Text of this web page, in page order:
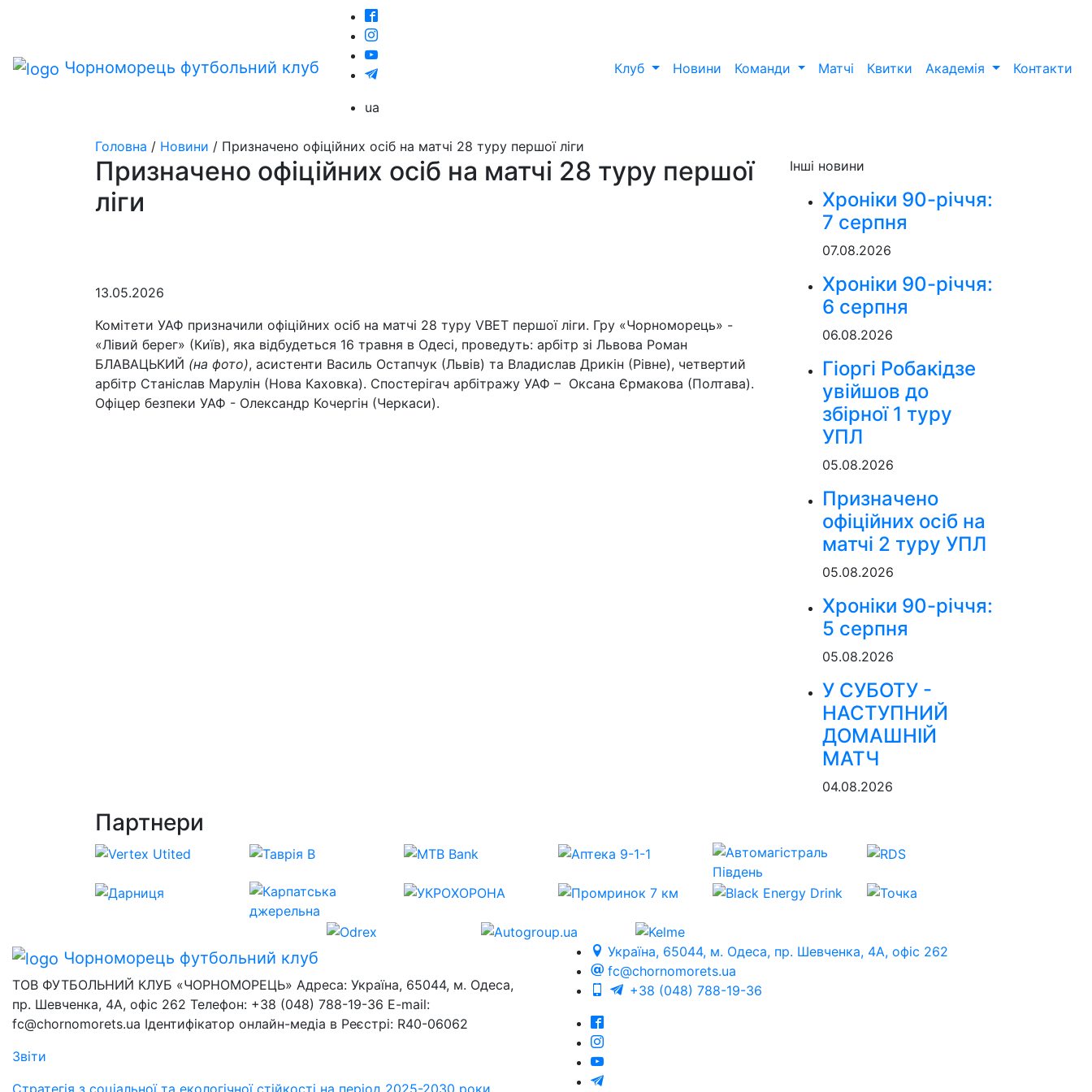
Чорноморець футбольний клуб
ua
Клуб Новини Команди Матчі Квитки Академія Контакти
Головна / Новини / Призначено офіційних осіб на матчі 28 туру першої ліги
Призначено офіційних осіб на матчі 28 туру першої
ліги
13.05.2026
Комітети УАФ призначили офіційних осіб на матчі 28 туру VBET першої ліги. Гру «Чорноморець» -
«Лівий берег» (Київ), яка відбудеться 16 травня в Одесі, проведуть: арбітр зі Львова Роман
БЛАВАЦЬКИЙ (на фото), асистенти Василь Остапчук (Львів) та Владислав Дрикін (Рівне), четвертий
арбітр Станіслав Марулін (Нова Каховка). Спостерігач арбітражу УАФ – Оксана Єрмакова (Полтава).
Офіцер безпеки УАФ - Олександр Кочергін (Черкаси).
Інші новини
Хроніки 90-річчя:
7 серпня
07.08.2026
Хроніки 90-річчя:
6 серпня
06.08.2026
Гіоргі Робакідзе
увійшов до
збірної 1 туру
УПЛ
05.08.2026
Призначено
офіційних осіб на
матчі 2 туру УПЛ
05.08.2026
Хроніки 90-річчя:
5 серпня
05.08.2026
У СУБОТУ -
НАСТУПНИЙ
ДОМАШНІЙ
МАТЧ
04.08.2026
Партнери
Чорноморець футбольний клуб
ТОВ ФУТБОЛЬНИЙ КЛУБ «ЧОРНОМОРЕЦЬ» Адреса: Україна, 65044, м. Одеса,
пр. Шевченка, 4А, офіс 262 Телефон: +38 (048) 788-19-36 E-mail:
fc@chornomorets.ua Ідентифікатор онлайн-медіа в Реєстрі: R40-06062
Звіти
Україна, 65044, м. Одеса, пр. Шевченка, 4А, офіс 262
fc@chornomorets.ua
+38 (048) 788-19-36